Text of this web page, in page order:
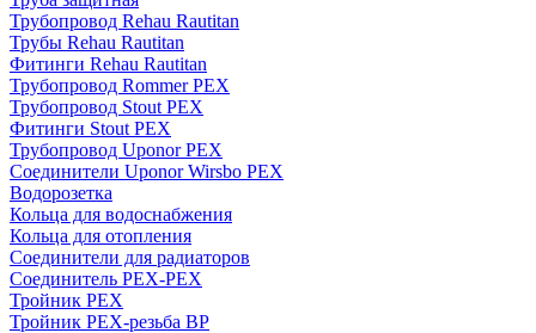
Трубопровод Rehau Rautitan
Трубы Rehau Rautitan
Фитинги Rehau Rautitan
Трубопровод Rommer PEX
Трубопровод Stout PEX
Фитинги Stout PEX
Трубопровод Uponor PEX
Соединители Uponor Wirsbo PEX
Водорозетка
Кольца для водоснабжения
Кольца для отопления
Соединители для радиаторов
Соединитель PEX-PEX
Тройник PEX
Тройник PEX-резьба ВР